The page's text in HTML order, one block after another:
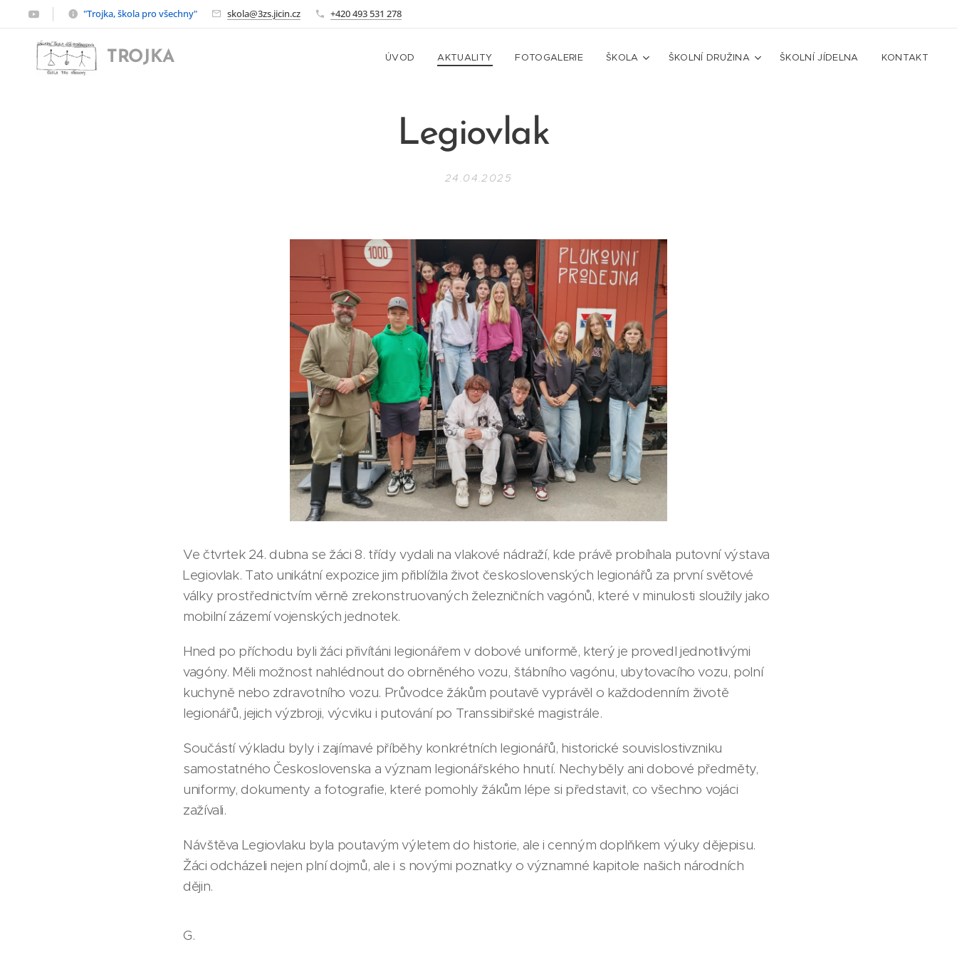
"Trojka, škola pro všechny" skola@3zs.jicin.cz +420 493 531 278
TROJKA ÚVOD AKTUALITY FOTOGALERIE ŠKOLA ŠKOLNÍ DRUŽINA ŠKOLNÍ JÍDELNA KONTAKT
Legiovlak
24.04.2025
Ve čtvrtek 24. dubna se žáci 8. třídy vydali na vlakové nádraží, kde právě probíhala putovní výstava
Legiovlak. Tato unikátní expozice jim přiblížila život československých legionářů za první světové
války prostřednictvím věrně zrekonstruovaných železničních vagónů, které v minulosti sloužily jako
mobilní zázemí vojenských jednotek.
Hned po příchodu byli žáci přivítáni legionářem v dobové uniformě, který je provedl jednotlivými
vagóny. Měli možnost nahlédnout do obrněného vozu, štábního vagónu, ubytovacího vozu, polní
kuchyně nebo zdravotního vozu. Průvodce žákům poutavě vyprávěl o každodenním životě
legionářů, jejich výzbroji, výcviku i putování po Transsibiřské magistrále.
Součástí výkladu byly i zajímavé příběhy konkrétních legionářů, historické souvislostivzniku
samostatného Československa a význam legionářského hnutí. Nechyběly ani dobové předměty,
uniformy, dokumenty a fotografie, které pomohly žákům lépe si představit, co všechno vojáci
zažívali.
Návštěva Legiovlaku byla poutavým výletem do historie, ale i cenným doplňkem výuky dějepisu.
Žáci odcházeli nejen plní dojmů, ale i s novými poznatky o významné kapitole našich národních
dějin.
G.